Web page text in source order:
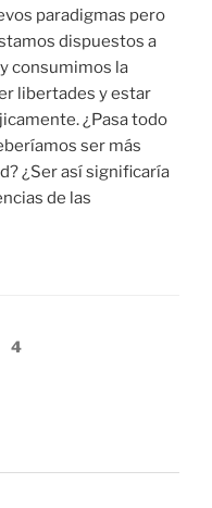
paradigmas pero
dispuestos a
consumimos la
libertades y estar
¿Pasa todo
ser más
¿Ser así significaría
de las
4